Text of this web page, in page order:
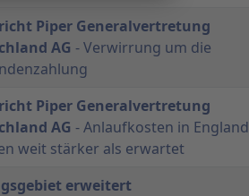
Piper Generalvertretung
AG - Verwirrung um die
Piper Generalvertretung
AG - Anlaufkosten in England
weit stärker als erwartet
erweitert